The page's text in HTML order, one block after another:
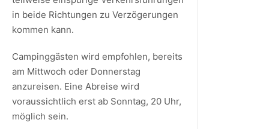
in beide Richtungen zu Verzögerungen
kommen kann.
Campinggästen wird empfohlen, bereits
am Mittwoch oder Donnerstag
anzureisen. Eine Abreise wird
voraussichtlich erst ab Sonntag, 20 Uhr,
möglich sein.